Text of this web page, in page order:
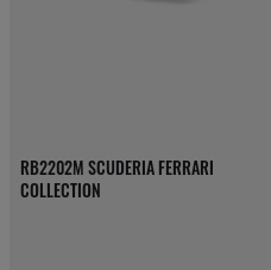
RB2202M SCUDERIA FERRARI
COLLECTION